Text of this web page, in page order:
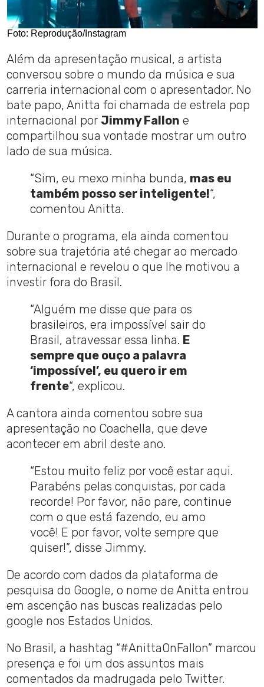
Foto: Reprodução/Instagram
Além da apresentação musical, a artista
conversou sobre o mundo da música e sua
carreria internacional com o apresentador. No
bate papo, Anitta foi chamada de estrela pop
internacional por Jimmy Fallon e
compartilhou sua vontade mostrar um outro
lado de sua música.
“Sim, eu mexo minha bunda, mas eu
também posso ser inteligente!“,
comentou Anitta.
Durante o programa, ela ainda comentou
sobre sua trajetória até chegar ao mercado
internacional e revelou o que lhe motivou a
investir fora do Brasil.
“Alguém me disse que para os
brasileiros, era impossível sair do
Brasil, atravessar essa linha. E
sempre que ouço a palavra
‘impossível’, eu quero ir em
frente“, explicou.
A cantora ainda comentou sobre sua
apresentação no Coachella, que deve
acontecer em abril deste ano.
“Estou muito feliz por você estar aqui.
Parabéns pelas conquistas, por cada
recorde! Por favor, não pare, continue
com o que está fazendo, eu amo
você! E por favor, volte sempre que
quiser!”, disse Jimmy.
De acordo com dados da plataforma de
pesquisa do Google, o nome de Anitta entrou
em ascenção nas buscas realizadas pelo
google nos Estados Unidos.
No Brasil, a hashtag “#AnittaOnFallon” marcou
presença e foi um dos assuntos mais
comentados da madrugada pelo Twitter.